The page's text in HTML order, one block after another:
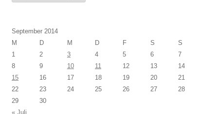
September 2014
M
D M D F S
S
1
2 3 4 5 6
7
8
9 10 11 12 13
14
15
16 17 18 19 20
21
22
23 24 25 26 27
28
29
30
« Juli